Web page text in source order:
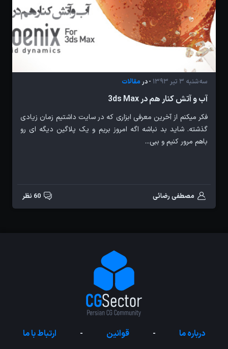
سه‌شنبه 3 تیر 1393 - در مقالات
آب و آتش کنار هم در 3ds Max
فکر میکنم از آخرین معرفی ابزاری که در سایت داشتیم زمان زیادی
گذشته. شاید بد نباشه اگه امروز بریم و یک پلاگین دیگه ای رو
باهم مرور کنیم و ببی...
مصطفی رضائی 60 نظر
درباره ما - قوانین - ارتباط با ما